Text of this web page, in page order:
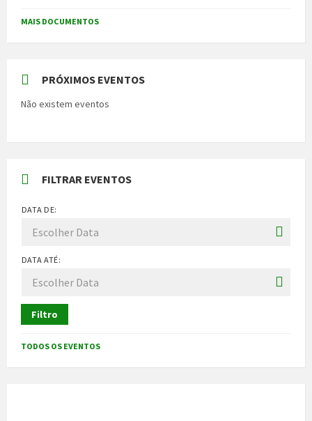
MAIS DOCUMENTOS
PRÓXIMOS EVENTOS
Não existem eventos
FILTRAR EVENTOS
DATA DE:
DATA ATÉ:
Filtro
TODOS OS EVENTOS